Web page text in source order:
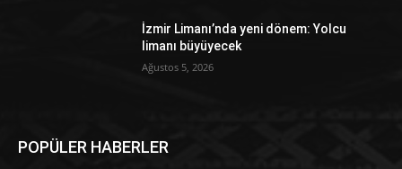
İzmir Limanı’nda yeni dönem: Yolcu
limanı büyüyecek
Ağustos 5, 2026
POPÜLER HABERLER